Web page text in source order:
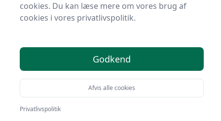
Bedste værkstedsreoler
produkter
HandyGuiden er stedet at finde værkstedsreoler. Vi har
samlet 16 top-produkter, så du hurtigt kan vælge det
bedste.
cookies. Du kan læse mere om vores brug af
cookies i vores privatlivspolitik.
Godkend
Afvis alle cookies
Privatlivspolitik